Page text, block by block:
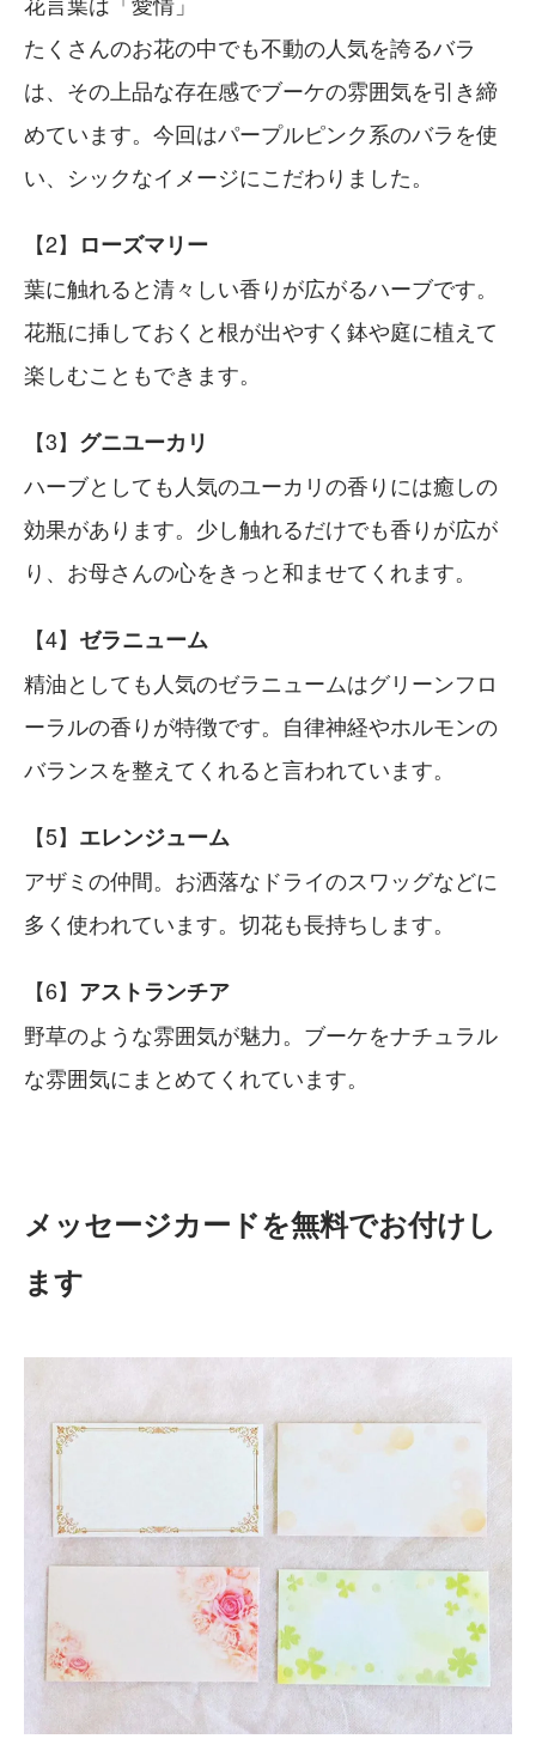
たくさんのお花の中でも不動の人気を誇るバラ
は、その上品な存在感でブーケの雰囲気を引き締
めています。今回はパープルピンク系のバラを使
い、シックなイメージにこだわりました。
ローズマリー
葉に触れると清々しい香りが広がるハーブです。
花瓶に挿しておくと根が出やすく鉢や庭に植えて
楽しむこともできます。
グニユーカリ
ハーブとしても人気のユーカリの香りには癒しの
効果があります。少し触れるだけでも香りが広が
り、お母さんの心をきっと和ませてくれます。
ゼラニューム
精油としても人気のゼラニュームはグリーンフロ
ーラルの香りが特徴です。自律神経やホルモンの
バランスを整えてくれると言われています。
エレンジューム
アザミの仲間。お洒落なドライのスワッグなどに
多く使われています。切花も長持ちします。
アストランチア
野草のような雰囲気が魅力。ブーケをナチュラル
な雰囲気にまとめてくれています。
メッセージカードを無料でお付けし
ます